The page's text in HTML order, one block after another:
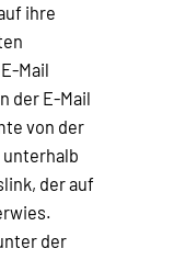
ihre
Mail
der E-Mail
von der
unterhalb
der auf
der